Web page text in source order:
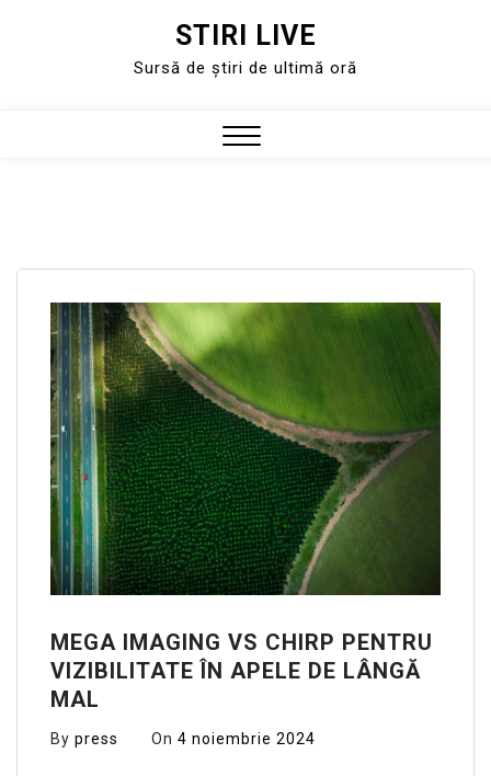
STIRI LIVE
Sursă de știri de ultimă oră
MEGA IMAGING VS CHIRP PENTRU
VIZIBILITATE ÎN APELE DE LÂNGĂ
MAL
By press On 4 noiembrie 2024